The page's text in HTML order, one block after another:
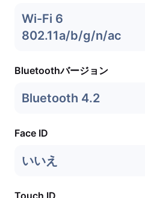
Wi-Fi 6
802.11a/b/g/n/ac
Bluetoothバージョン
Bluetooth 4.2
Face ID
いいえ
Touch ID